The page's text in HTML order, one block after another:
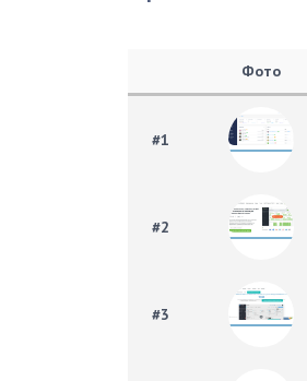
Фото
#1
#2
#3